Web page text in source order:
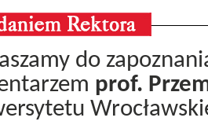
do
prof.